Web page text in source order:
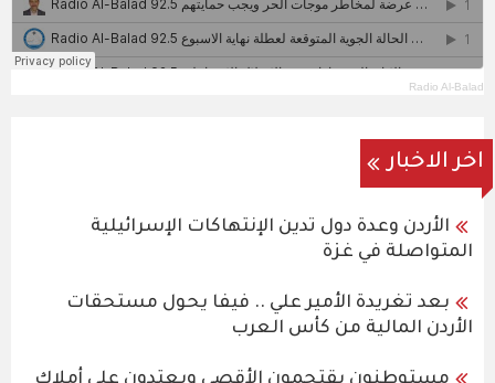
Radio Al-Balad
اخر الاخبار
الأردن وعدة دول تدين الإنتهاكات الإسرائيلية
المتواصلة في غزة
بعد تغريدة الأمير علي .. فيفا يحول مستحقات
الأردن المالية من كأس العرب